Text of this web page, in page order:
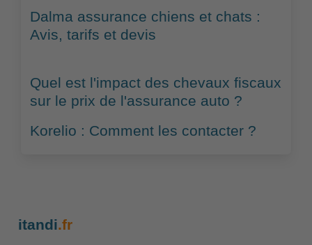
Dalma assurance chiens et chats :
Avis, tarifs et devis
Quel est l'impact des chevaux fiscaux
sur le prix de l'assurance auto ?
Korelio : Comment les contacter ?
itandi.fr